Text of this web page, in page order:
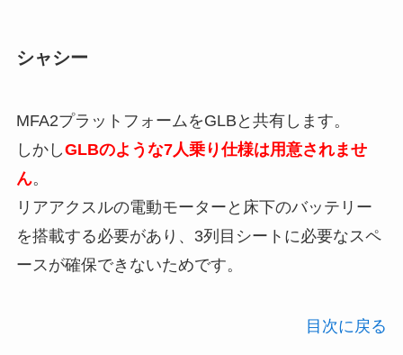
シャシー
MFA2プラットフォームをGLBと共有します。
しかしGLBのような7人乗り仕様は用意されませ
ん。
リアアクスルの電動モーターと床下のバッテリー
を搭載する必要があり、3列目シートに必要なスペ
ースが確保できないためです。
目次に戻る